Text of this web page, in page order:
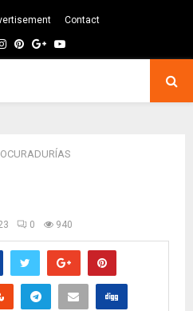
Contact
Instagram
Pinterest
GoogleYoutube
0 940